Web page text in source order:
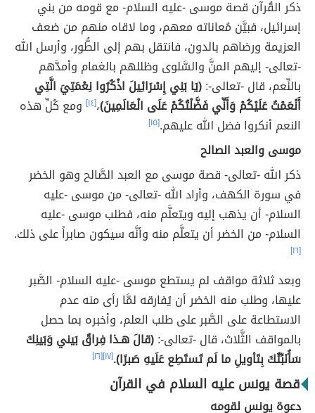
ذكر القُرآن قصة موسى -عليه السلام- مع قومه من بني
إسرائيل، فبيَّن مُعاناته معهم، وما لاقاه منهم من ضعف
العزيمة ورضاهم بالدون، فانتقل بهم إلى الطُّور، وأرسل الله
-تعالى- إليهم المنَّ والسَّلوى وظللهم بالغمام وأمدَّهم
بالنِّعم، قال -تعالى-:(يَا بَنِي إِسْرَائِيلَ اذْكُرُوا نِعْمَتِيَ الَّتِي
أَنْعَمْتُ عَلَيْكُمْ وَأَنِّي فَضَّلْتُكُمْ عَلَى الْعَالَمِينَ)،[١٤]
ومع كُلِّ هذه
النعم أنكروا فضل الله عليهم.[١٥]
موسى والعبد الصالح
ذكر الله -تعالى- قصة موسى مع العبد الصَّالح وهو الخضر
في سورة الكهف، وأراد الله -تعالى- من موسى -عليه
السلام- أن يذهب إليه ويتعلَّم منه، فطلب موسى -عليه
السلام- من الخضر أن يتعلَّم منه وأنَّه سيكون صابراً على ذلك.
[١٦]
وبعد ثلاثة مواقف لم يستطع موسى -عليه السلام- الصَّبر
عليها، وطلب منه الخضر أن يُفارقه لمَّا رأى منه عدم
الاستطاعة على الصَّبر على طلب العلم، وأخبره بما حصل
بالمواقف الثَّلاث، قال -تعالى-:(قالَ هـذا فِراقُ بَيني وَبَينِكَ
سَأُنَبِّئُكَ بِتَأويلِ ما لَم تَستَطِع عَلَيهِ صَبرًا).[١٧] [١٦]
قصة يونس عليه السلام في القرآن
دعوة يونس لقومه